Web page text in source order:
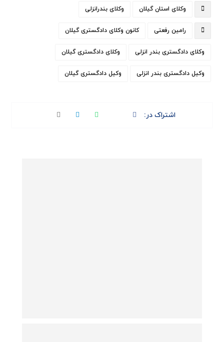
وکلای استان گیلان وکلای بندرانزلی
رامین رفعتی کانون وکلای دادگستری گیلان
وکلای دادگستری بندر انزلی وکلای دادگستری گیلان
وکیل دادگستری بندر انزلی وکیل دادگستری گیلان